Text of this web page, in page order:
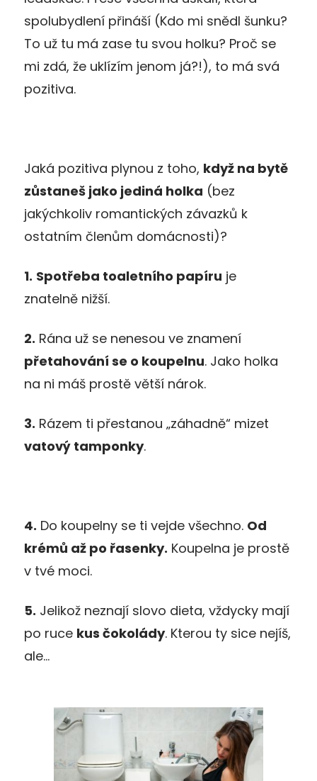
spolubydlení přináší (Kdo mi snědl šunku?
To už tu má zase tu svou holku? Proč se
mi zdá, že uklízím jenom já?!), to má svá
pozitiva.
Jaká pozitiva plynou z toho, když na bytě
zůstaneš jako jediná holka (bez
jakýchkoliv romantických závazků k
ostatním členům domácnosti)?
1. Spotřeba toaletního papíru je
znatelně nižší.
2. Rána už se nenesou ve znamení
přetahování se o koupelnu. Jako holka
na ni máš prostě větší nárok.
3. Rázem ti přestanou „záhadně“ mizet
vatový tamponky.
4. Do koupelny se ti vejde všechno. Od
krémů až po řasenky. Koupelna je prostě
v tvé moci.
5. Jelikož neznají slovo dieta, vždycky mají
po ruce kus čokolády. Kterou ty sice nejíš,
ale…